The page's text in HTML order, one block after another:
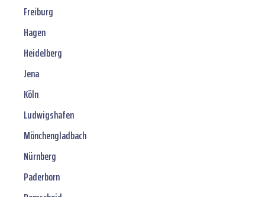
Freiburg
Hagen
Heidelberg
Jena
Köln
Ludwigshafen
Mönchengladbach
Nürnberg
Paderborn